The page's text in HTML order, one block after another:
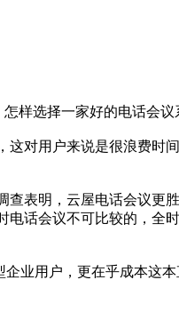
样选择一家好的电话会议
对用户来说是很浪费时
表明，云屋电话会议更
话会议不可比较的，全
用户，更在乎成本这本